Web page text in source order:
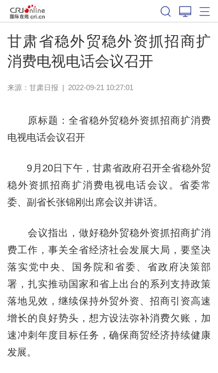
甘肃省稳外贸稳外资抓招商扩
消费电视电话会议召开
来源： 甘肃日报 | 2022-09-21 10:27:01
原标题：全省稳外贸稳外资抓招商扩消费
电视电话会议召开
9月20日下午，甘肃省政府召开全省稳外贸
稳外资抓招商扩消费电视电话会议。省委常
委、副省长张锦刚出席会议并讲话。
会议指出，做好稳外贸稳外资抓招商扩消
费工作，事关全省经济社会发展大局，要坚决
落实党中央、国务院和省委、省政府决策部
署，扎实推动国家和省上出台的系列支持政策
落地见效，继续保持外贸外资、招商引资高速
增长的良好势头，想方设法弥补消费欠账，加
速冲刺年度目标任务，确保商贸经济持续健康
发展。